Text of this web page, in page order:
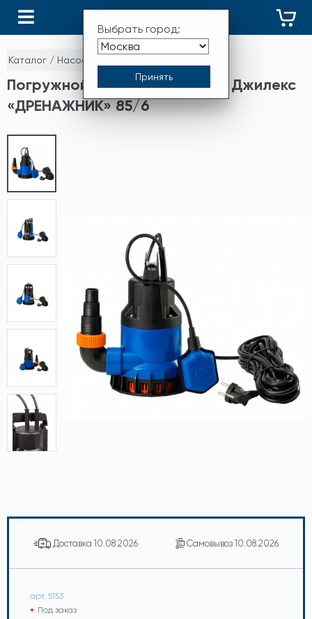
Выбрать город:
Каталог / Насосы
Погружной дренажный насос Джилекс
«ДРЕНАЖНИК» 85/6
Доставка 10.08.2026 Самовывоз 10.08.2026
арт. 5153
Под заказ